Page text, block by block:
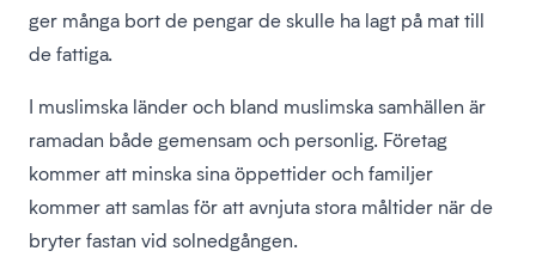
ger många bort de pengar de skulle ha lagt på mat till
de fattiga.
I muslimska länder och bland muslimska samhällen är
ramadan både gemensam och personlig. Företag
kommer att minska sina öppettider och familjer
kommer att samlas för att avnjuta stora måltider när de
bryter fastan vid solnedgången.